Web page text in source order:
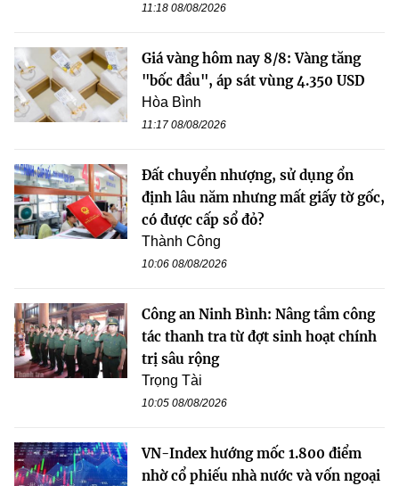
11:18 08/08/2026
Giá vàng hôm nay 8/8: Vàng tăng
"bốc đầu", áp sát vùng 4.350 USD
Hòa Bình
11:17 08/08/2026
Đất chuyển nhượng, sử dụng ổn
định lâu năm nhưng mất giấy tờ gốc,
có được cấp sổ đỏ?
Thành Công
10:06 08/08/2026
Công an Ninh Bình: Nâng tầm công
tác thanh tra từ đợt sinh hoạt chính
trị sâu rộng
Trọng Tài
10:05 08/08/2026
VN-Index hướng mốc 1.800 điểm
nhờ cổ phiếu nhà nước và vốn ngoại